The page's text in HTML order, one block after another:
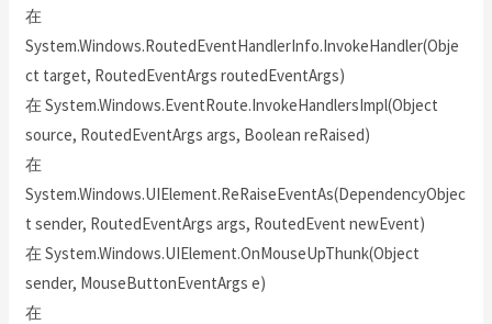
在
System.Windows.RoutedEventHandlerInfo.InvokeHandler(Obje
ct target, RoutedEventArgs routedEventArgs)
在 System.Windows.EventRoute.InvokeHandlersImpl(Object
source, RoutedEventArgs args, Boolean reRaised)
在
System.Windows.UIElement.ReRaiseEventAs(DependencyObjec
t sender, RoutedEventArgs args, RoutedEvent newEvent)
在 System.Windows.UIElement.OnMouseUpThunk(Object
sender, MouseButtonEventArgs e)
在